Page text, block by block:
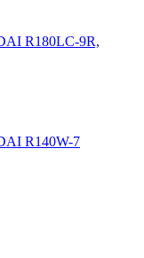
R180LC-9R,
R140W-7